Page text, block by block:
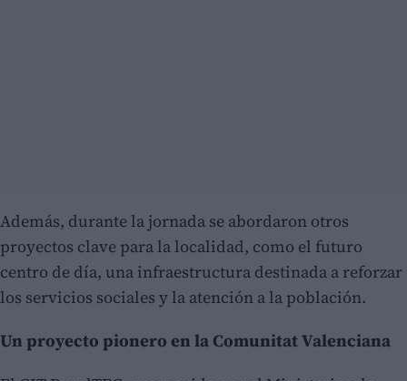
Además, durante la jornada se abordaron otros
proyectos clave para la localidad, como el futuro
centro de día, una infraestructura destinada a reforzar
los servicios sociales y la atención a la población.
Un proyecto pionero en la Comunitat Valenciana